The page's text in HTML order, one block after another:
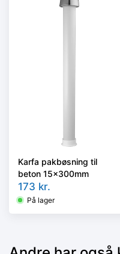
Karfa pakbøsning til
beton 15x300mm
173 kr.
På lager